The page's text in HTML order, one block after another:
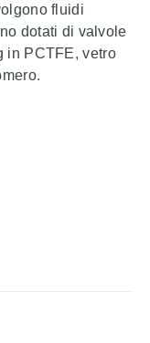
fluidi
dotati di valvole
in PCTFE, vetro
linea verticale
letture di alta
molto più
standard.